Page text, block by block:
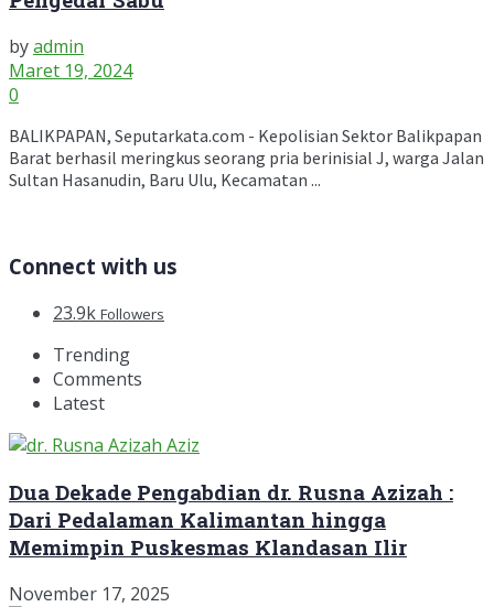
byadmin
Maret 19, 2024
0
BALIKPAPAN, Seputarkata.com - Kepolisian Sektor Balikpapan
Barat berhasil meringkus seorang pria berinisial J, warga Jalan
Sultan Hasanudin, Baru Ulu, Kecamatan ...
Connect with us
23.9k Followers
Trending
Comments
Latest
Dua Dekade Pengabdian dr. Rusna Azizah :
Dari Pedalaman Kalimantan hingga
Memimpin Puskesmas Klandasan Ilir
November 17, 2025